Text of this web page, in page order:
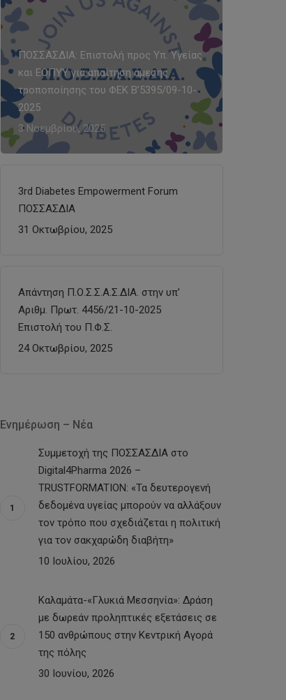
ΠΟΣΣΑΣΔΙΑ: Επιστολή προς Υπ. Υγείας
και ΕΟΠΥΥ για απαίτηση άμεσης
τροποποίησης του ΦΕΚ Β’5395/09-10-
2025
3 Νοεμβρίου, 2025
3rd Diabetes Empowerment Forum
ΠΟΣΣΑΣΔΙΑ
31 Οκτωβρίου, 2025
Απάντηση Π.Ο.Σ.Σ.Α.Σ.ΔΙΑ. στην υπ’
Αριθμ. Πρωτ. 4456/21-10-2025
Επιστολή του Π.Φ.Σ.
24 Οκτωβρίου, 2025
Ενημέρωση – Νέα
Συμμετοχή της ΠΟΣΣΑΣΔΙΑ στο
Digital4Pharma 2026 –
TRUSTFORMATION: «Τα δευτερογενή
δεδομένα υγείας μπορούν να αλλάξουν
τον τρόπο που σχεδιάζεται η πολιτική
για τον σακχαρώδη διαβήτη»
10 Ιουλίου, 2026
Καλαμάτα-«Γλυκιά Μεσσηνία»: Δράση
με δωρεάν προληπτικές εξετάσεις σε
150 ανθρώπους στην Κεντρική Αγορά
της πόλης
30 Ιουνίου, 2026